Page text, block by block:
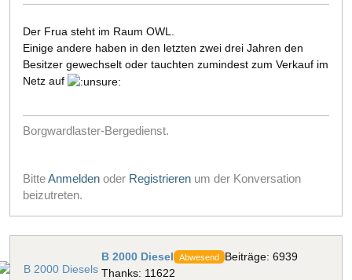
Der Frua steht im Raum OWL.
Einige andere haben in den letzten zwei drei Jahren den
Besitzer gewechselt oder tauchten zumindest zum Verkauf im
Netz auf
Borgwardlaster-Bergedienst.
BitteAnmelden oder Registrieren um der Konversation
beizutreten.
B 2000 Diesel Abwesend Beiträge: 6939
Thanks: 11622